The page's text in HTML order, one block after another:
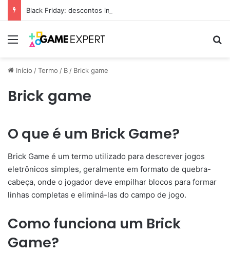
Black Friday: descontos incríveis em eletrônicos
Menu
Início /Termo / B / Brick game
Brick game
O que é um Brick Game?
Brick Game é um termo utilizado para descrever jogos
eletrônicos simples, geralmente em formato de quebra-
cabeça, onde o jogador deve empilhar blocos para formar
linhas completas e eliminá-las do campo de jogo.
Como funciona um Brick
Game?